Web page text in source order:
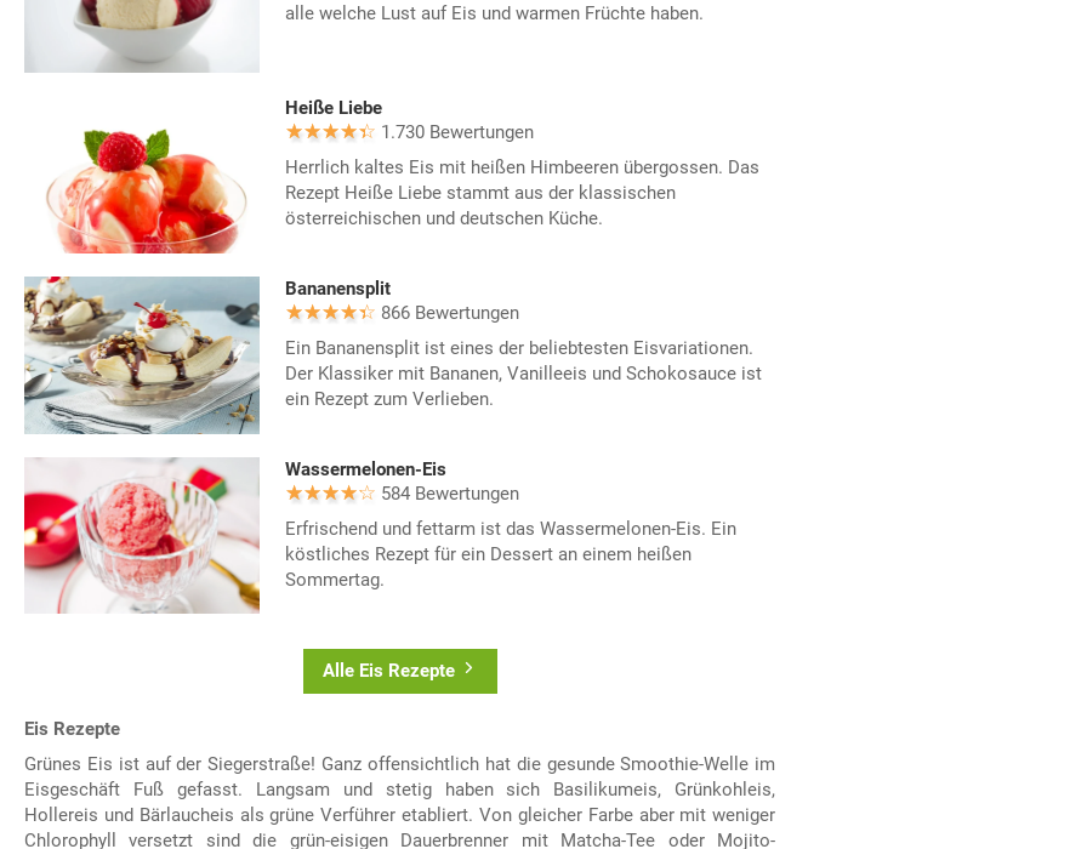
alle welche Lust auf Eis und warmen Früchte haben.
Heiße Liebe
1.730 Bewertungen
Herrlich kaltes Eis mit heißen Himbeeren übergossen. Das
Rezept Heiße Liebe stammt aus der klassischen
österreichischen und deutschen Küche.
Bananensplit
866 Bewertungen
Ein Bananensplit ist eines der beliebtesten Eisvariationen.
Der Klassiker mit Bananen, Vanilleeis und Schokosauce ist
ein Rezept zum Verlieben.
Wassermelonen-Eis
584 Bewertungen
Erfrischend und fettarm ist das Wassermelonen-Eis. Ein
köstliches Rezept für ein Dessert an einem heißen
Sommertag.
Alle Eis Rezepte
Eis Rezepte
Grünes Eis ist auf der Siegerstraße! Ganz offensichtlich hat die gesunde Smoothie-Welle im
Eisgeschäft Fuß gefasst. Langsam und stetig haben sich Basilikumeis, Grünkohleis,
Hollereis und Bärlaucheis als grüne Verführer etabliert. Von gleicher Farbe aber mit weniger
Chlorophyll versetzt sind die grün-eisigen Dauerbrenner mit Matcha-Tee oder Mojito-